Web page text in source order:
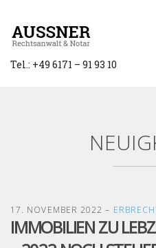
Tel.: +49 6171 – 91 93 10
17. NOVEMBER 2022 –
IMMOBILIEN ZU